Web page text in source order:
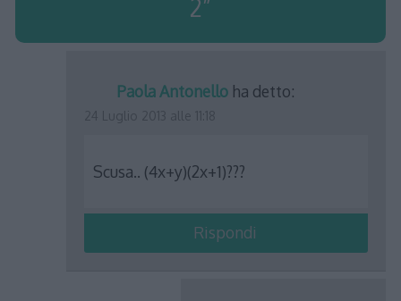
2”
Paola Antonello ha detto:
Scusa.. (4x+y)(2x+1)???
Rispondi